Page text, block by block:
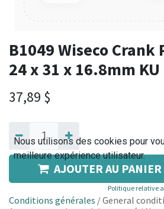
B1049 Wiseco
24 x 31 x 16.8mm KU
37,89 $
AJOUTER AU PANIER
Conditions générales / General
Nous utilisons des cookies pour
meilleure expérience utilisateur.
Politique relative